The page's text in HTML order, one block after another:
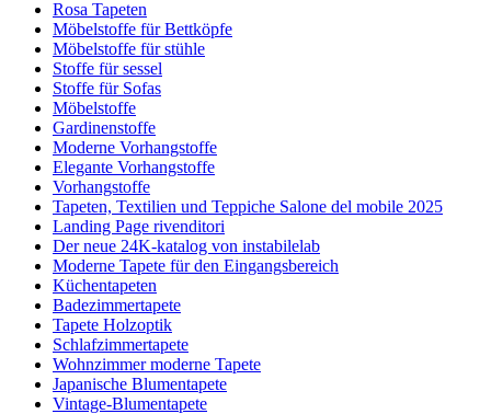
Rosa Tapeten
Möbelstoffe für Bettköpfe
Möbelstoffe für stühle
Stoffe für sessel
Stoffe für Sofas
Möbelstoffe
Gardinenstoffe
Moderne Vorhangstoffe
Elegante Vorhangstoffe
Vorhangstoffe
Tapeten, Textilien und Teppiche Salone del mobile 2025
Landing Page rivenditori
Der neue 24K-katalog von instabilelab
Moderne Tapete für den Eingangsbereich
Küchentapeten
Badezimmertapete
Tapete Holzoptik
Schlafzimmertapete
Wohnzimmer moderne Tapete
Japanische Blumentapete
Vintage-Blumentapete